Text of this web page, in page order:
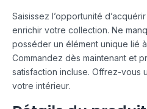
Saisissez l’opportunité
enrichir votre collection. Ne
posséder un élément unique lié
Commandez dès maintenant et
satisfaction incluse. Offrez-vous
votre intérieur.